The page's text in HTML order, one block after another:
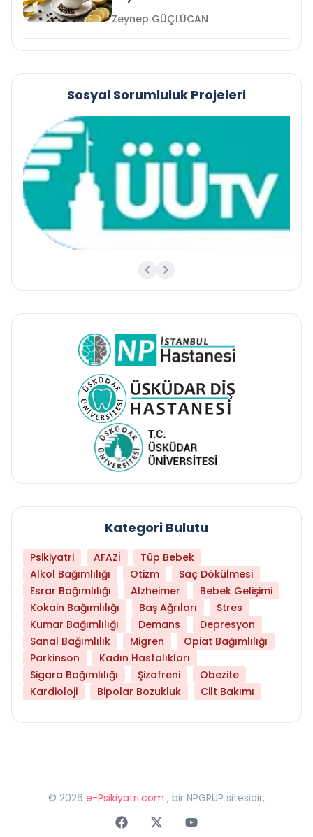
Zeynep GÜÇLÜCAN
Sosyal Sorumluluk Projeleri
Kategori Bulutu
Psikiyatri AFAZİ
Tüp Bebek
Alkol Bağımlılığı
Otizm
Saç Dökülmesi
Esrar Bağımlılığı
Alzheimer
Bebek Gelişimi
Kokain Bağımlılığı
Baş Ağrıları
Stres
Kumar Bağımlılığı
Demans
Depresyon
Sanal Bağımlılık
Migren
Opiat Bağımlılığı
Parkinson
Kadın Hastalıkları
Sigara Bağımlılığı
Şizofreni
Obezite
Kardioloji
Bipolar Bozukluk Cilt Bakımı
© 2026 e-Psikiyatri.com , bir NPGRUP sitesidir,